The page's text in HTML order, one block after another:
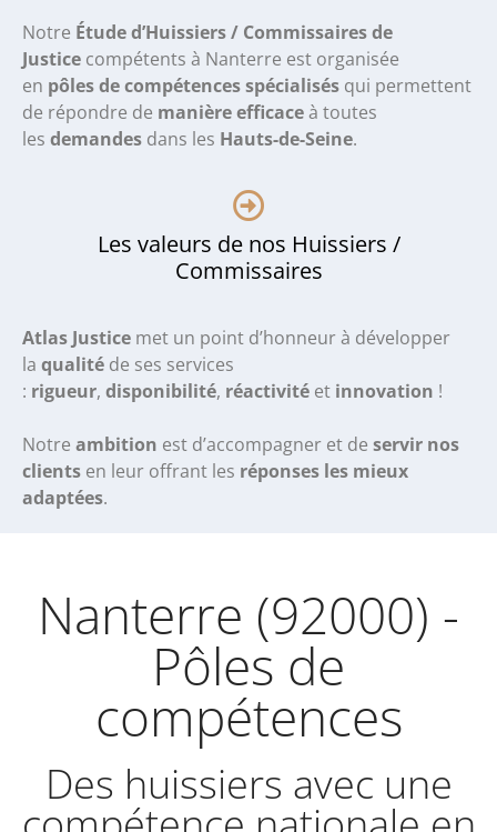
Notre Étude d’Huissiers / Commissaires de
Justice compétents à Nanterre est organisée
en pôles de compétences spécialisés qui permettent
de répondre de manière efficaceà toutes
les demandes dans les Hauts-de-Seine.
Les valeurs de nos Huissiers /
Commissaires
Atlas Justice met un point d’honneur à développer
la qualité de ses services
: rigueur, disponibilité, réactivité et innovation !
Notre ambition est d’accompagner et de servir nos
clients en leur offrant les réponses les mieux
adaptées.
Nanterre (92000) -
Pôles de
compétences
Des huissiers avec une